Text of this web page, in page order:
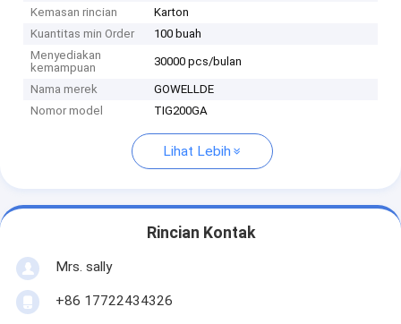
Kemasan rincian
Karton
Kuantitas min Order
100 buah
Menyediakan
kemampuan
30000 pcs/bulan
Nama merek
GOWELLDE
Nomor model
TIG200GA
Lihat Lebih
Rincian Kontak
Mrs. sally
+86 17722434326